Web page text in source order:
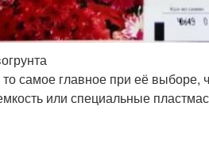
то самое главное при её
или специальные